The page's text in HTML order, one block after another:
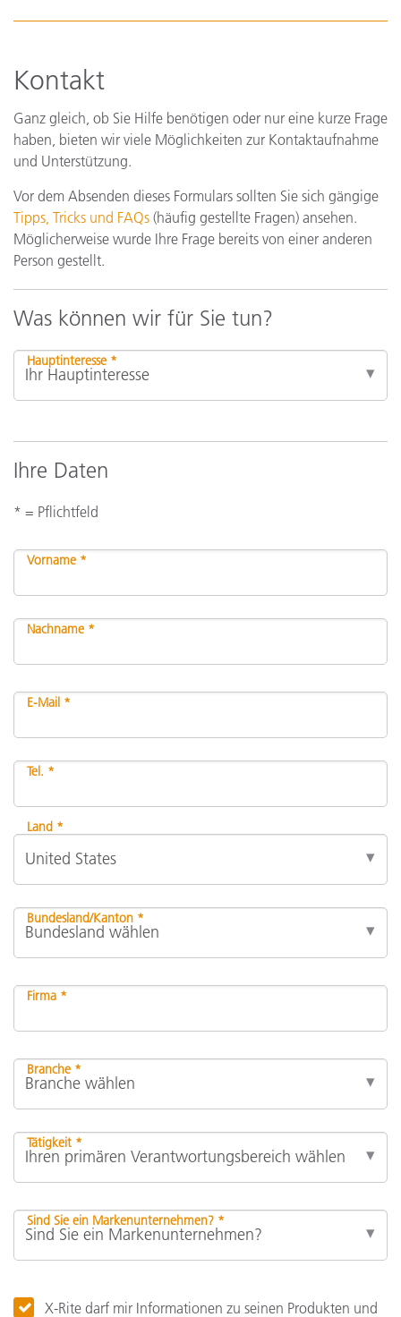
Kontakt
Ganz gleich, ob Sie Hilfe benötigen oder nur eine kurze Frage
haben, bieten wir viele Möglichkeiten zur Kontaktaufnahme
und Unterstützung.
Vor dem Absenden dieses Formulars sollten Sie sich gängige
Tipps, Tricks und FAQs (häufig gestellte Fragen) ansehen.
Möglicherweise wurde Ihre Frage bereits von einer anderen
Person gestellt.
Was können wir für Sie tun?
Hauptinteresse *
Ihre Daten
* = Pflichtfeld
Vorname *
Nachname *
E-Mail *
Tel. *
Land *
Bundesland/Kanton *
Firma *
Branche *
Tätigkeit *
Sind Sie ein Markenunternehmen? *
X-Rite darf mir Informationen zu seinen Produkten und